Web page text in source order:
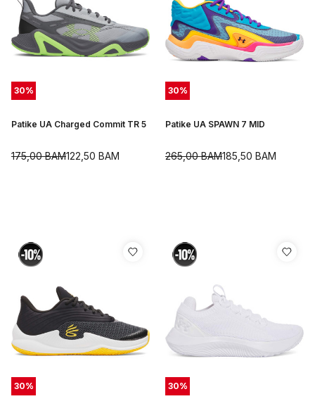
30%
Patike UA Charged Commit TR 5
122,50 BAM
175,00BAM
30%
Patike UA SPAWN 7 MID
185,50 BAM
265,00BAM
30% 30%